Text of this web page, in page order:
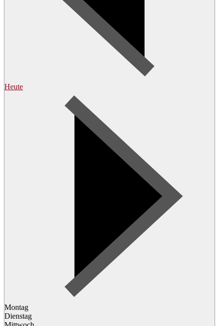
Heute
Montag
Dienstag